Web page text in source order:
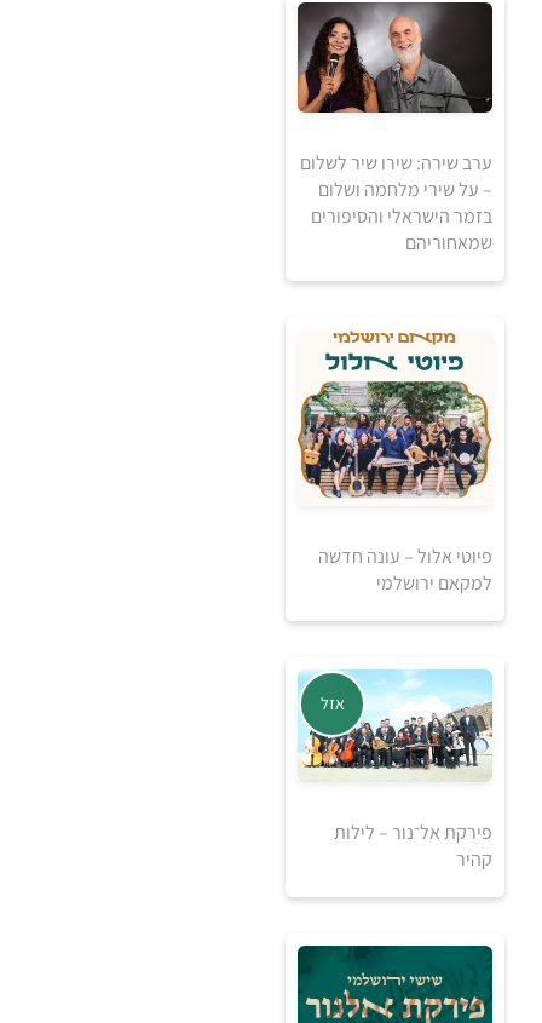
30
₪
למידע ולרכישה
ערב שירה: שירו שיר לשלום
– על שירי מלחמה ושלום
בזמר הישראלי והסיפורים
שמאחוריהם
30
₪
פיוטי אלול – עונה חדשה
למקאם ירושלמי
אזל
פירקת אל־נור – לילות
קהיר